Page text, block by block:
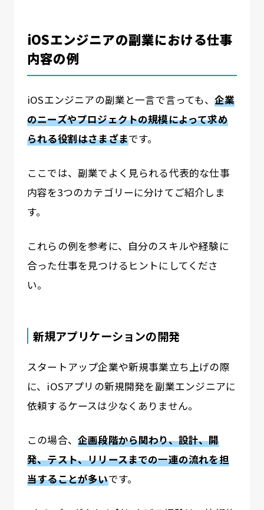
iOSエンジニアの副業における仕事
内容の例
iOSエンジニアの副業と一言で言っても、 企業
のニーズやプロジェクトの規模によって求め
られる役割はさまざまです。
ここでは、副業でよく見られる代表的な仕事
内容を3つのカテゴリーに分けてご紹介しま
す。
これらの例を参考に、自分のスキルや経験に
合った仕事を見つけるヒントにしてくださ
い。
新規アプリケーションの開発
スタートアップ企業や新規事業立ち上げの際
に、iOSアプリの新規開発を副業エンジニアに
依頼するケースは少なくありません。
この場合、 企画段階から関わり、設計、開
発、テスト、リリースまでの一連の流れを担
当することが多いです。